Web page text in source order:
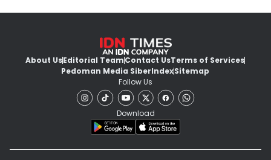
About UsEditorial TeamContact UsTerms of Services
Pedoman Media SiberIndexSitemap
Follow Us
Download